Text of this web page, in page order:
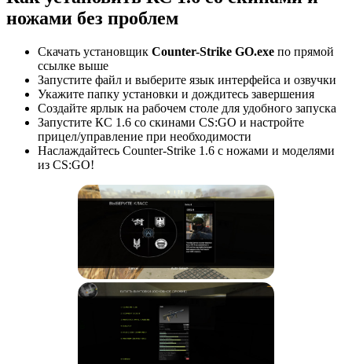
ножами без проблем
Скачать установщик Counter-Strike GO.exe по прямой
ссылке выше
Запустите файл и выберите язык интерфейса и озвучки
Укажите папку установки и дождитесь завершения
Создайте ярлык на рабочем столе для удобного запуска
Запустите КС 1.6 со скинами CS:GO и настройте
прицел/управление при необходимости
Наслаждайтесь Counter-Strike 1.6 с ножами и моделями
из CS:GO!